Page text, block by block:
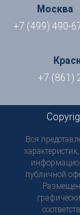
Москва
+7 (499) 490-
+7 (861)
Вся
публичной